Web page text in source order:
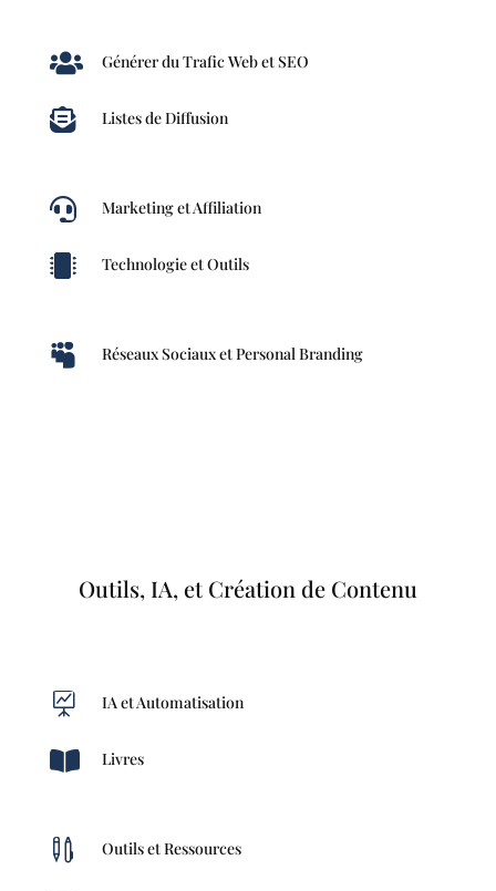
 Générer du Trafic Web et SEO
 Listes de Diffusion
 Marketing et Affiliation
 Technologie et Outils
 Réseaux Sociaux et Personal Branding
Outils, IA, et Création de Contenu
 IA et Automatisation
 Livres
 Outils et Ressources